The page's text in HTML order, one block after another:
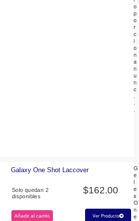
o
p
o
r
c
i
o
n
a
n
u
n
c
.
.
.
Galaxy One Shot Laccover
Solo quedan 2
disponibles
$162.00
Añadir al carrito Ver Producto
G
e
l
e
s
O
n
e